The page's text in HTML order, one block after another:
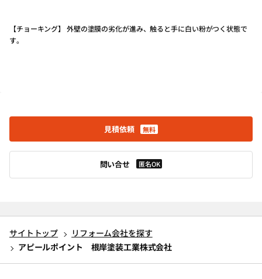
【チョーキング】 外壁の塗膜の劣化が進み、触ると手に白い粉がつく状態で
す。
見積依頼 無料
問い合せ 匿名OK
サイトトップ
リフォーム会社を探す
アピールポイント 根岸塗装工業株式会社